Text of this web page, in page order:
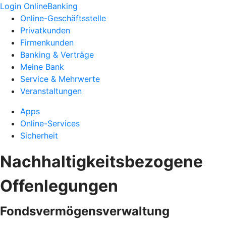
Login OnlineBanking
Online-Geschäftsstelle
Privatkunden
Firmenkunden
Banking & Verträge
Meine Bank
Service & Mehrwerte
Veranstaltungen
Apps
Online-Services
Sicherheit
Nachhaltigkeitsbezogene
Offenlegungen
Fondsvermögensverwaltung